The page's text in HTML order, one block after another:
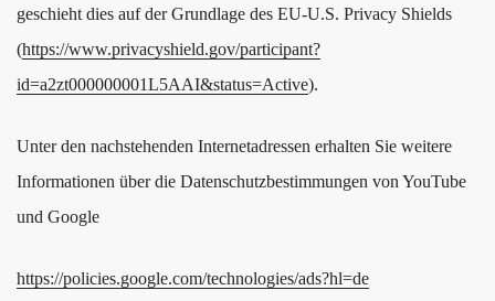
geschieht dies auf der Grundlage des EU-U.S. Privacy Shields
(https://www.privacyshield.gov/participant?
id=a2zt000000001L5AAI&status=Active).
Unter den nachstehenden Internetadressen erhalten Sie weitere
Informationen über die Datenschutzbestimmungen von YouTube
und Google
https://policies.google.com/technologies/ads?hl=de